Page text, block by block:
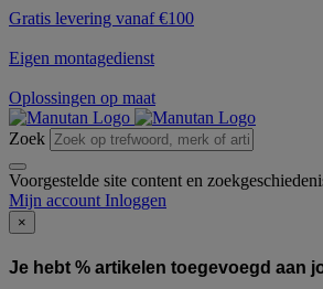
Gratis levering vanaf €100
Eigen montagedienst
Oplossingen op maat
Zoek
Voorgestelde site content en
Mijn account Inloggen
×
Je hebt % artikelen toegevoegd aan